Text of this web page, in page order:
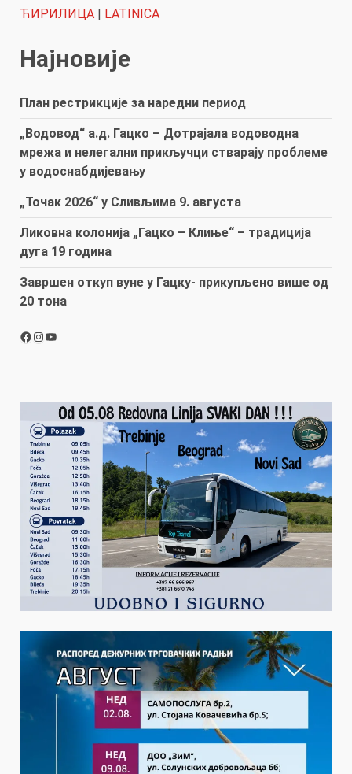
ЋИРИЛИЦА | LATINICA
Најновије
План рестрикције за наредни период
„Водовод“ а.д. Гацко – Дотрајала водоводна
мрежа и нелегални прикључци стварају проблеме
у водоснабдијевању
„Точак 2026“ у Сливљима 9. августа
Ликовна колонија „Гацко – Клиње“ – традиција
дуга 19 година
Завршен откуп вуне у Гацку- прикупљено више од
20 тона
Facebook
Instagram
YouTube